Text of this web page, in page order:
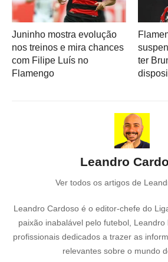
Juninho mostra evolução
nos treinos e mira chances
com Filipe Luís no
Flamengo
ter
Leandro
Ver todos os artigos de
Leandro Cardoso é o editor-chefe do
paixão inabalável pelo futebol,
profissionais dedicados a trazer as
relevantes sobre o mundo